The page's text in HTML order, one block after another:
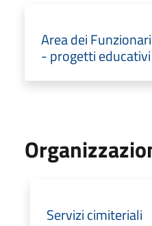
Area dei
- progetti educativi
Servizi cimiteriali